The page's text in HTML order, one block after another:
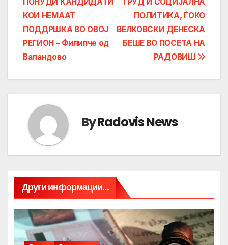
navigation
ТРУД И СОЦИЈАЛНА
ПОЛИТИКА, ЃОКО
ВЕЛКОВСКИ ДЕНЕСКА
БЕШЕ ВО ПОСЕТА НА
РАДОВИШ
ПОНУДИ КАНДИДАТИ
КОИ НЕМААТ
ПОДДРШКА ВО ОВОЈ
РЕГИОН – Филипче од
Валандово
ByRadovis News
Други информации...